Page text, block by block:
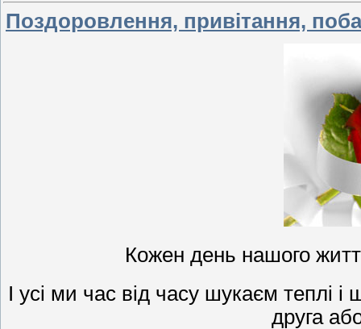
Поздоровлення, привітання,
Кожен день нашого
І усі ми час від часу шукаєм теплі
друга